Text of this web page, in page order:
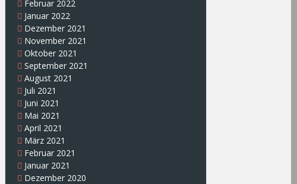
Februar 2022
Januar 2022
Dezember 2021
November 2021
Oktober 2021
September 2021
August 2021
Juli 2021
Juni 2021
Mai 2021
April 2021
März 2021
Februar 2021
Januar 2021
Dezember 2020